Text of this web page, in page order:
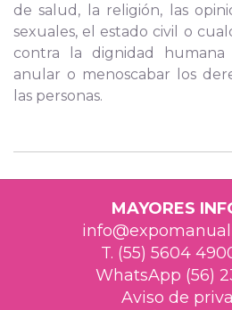
de salud, la religión, las
sexuales, el estado civil o
contra la dignidad
anular o menoscabar los
las personas.
MAYORES
T. (55) 5604
WhatsApp (56)
Aviso de